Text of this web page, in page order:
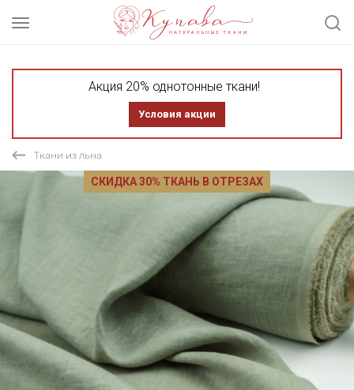
Акция 20% однотонные ткани!
Условия акции
Ткани из льна
СКИДКА 30% ТКАНЬ В ОТРЕЗАХ